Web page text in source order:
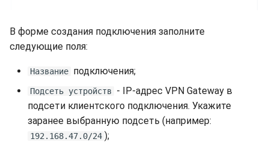
В форме создания подключения заполните
следующие поля:
Название подключения;
Подсеть устройств
- IP-адрес VPN Gateway в
подсети клиентского подключения. Укажите
заранее выбранную подсеть (например:
192.168.47.0/24 );